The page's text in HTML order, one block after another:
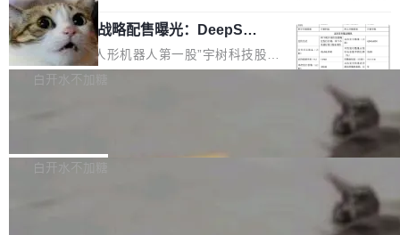
家基线 95.4%。 不是又一个 coding agent 包装
器 Prime Agent 的架构和市面上大多数 coding
agent 有本质区别。大多数 agent harness 的设
计是基于早期模型的能力—...
是项目级别的官方立场，目前由五个团队采纳，
但它可能是主流开源项目中关于 AI 辅助贡献最
细致的一份规则。 政策的核心只有一句话：LLM
可以用来分析、提炼、审阅、建议，但不能用来
不得生成涉及安全性的关键变更，除非作者本身
宇树科技 IPO 战略配售曝光：DeepSe
ek 获配 93.3 万股，锁定 36 个月
8月6日晚间，“人形机器人第一股”宇树科技股份
有限公司披露IPO发行价格及战略配售结果，杭
36个月。 公告显示，本次宇树科技战略配售对
白开水不加糖
Bug fixes and enhancements 修复多次传递同
白开水不加糖